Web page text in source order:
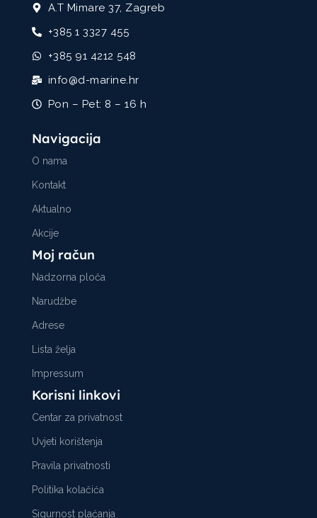
A.T Mimare 37, Zagreb
+385 1 3327 455
+385 91 4212 548
info@d-marine.hr
Pon – Pet: 8 – 16 h
Navigacija
O nama
Kontakt
Aktualno
Akcije
Moj račun
Nadzorna ploča
Narudžbe
Adrese
Lista želja
Impressum
Korisni linkovi
Centar za privatnost
Uvjeti korištenja
Pravila privatnosti
Politika kolačića
Sigurnost plaćanja